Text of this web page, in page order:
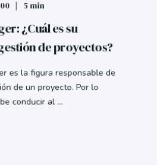
5 min
¿Cuál es su
de proyectos?
es la figura responsable de
de un proyecto. Por lo
conducir al ...